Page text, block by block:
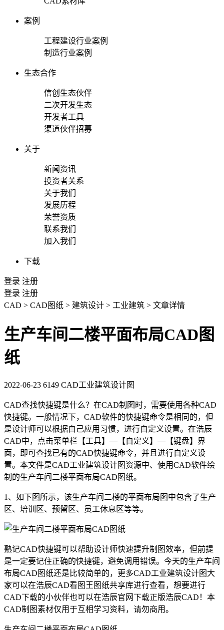
案例
工程建设行业案例
制造行业案例
生态合作
信创生态伙伴
二次开发生态
开发者工具
渠道伙伴招募
关于
新闻资讯
投资者关系
关于我们
发展历程
荣誉资质
联系我们
加入我们
下载
登录 注册
登录 注册
CAD > CAD图纸 > 建筑设计 > 工业建筑 > 文章详情
生产车间二楼平面布局CAD图
纸
2022-06-23 6149 CAD工业建筑设计图
CAD查找快捷键是什么？在CAD制图 时，需要使用各种CAD
快捷键。一般情况下， CAD软件的快捷键命令是相同的，但
是设计师可以根据自己应用习惯，进行自定义设置。在浩辰
CAD中，点击菜单栏 【工具】—【自定义】—【键盘】界
面，即可查找已有的CAD快捷键命令，并且进行自定义设
置。本文件是CAD工业建筑设计图资源中、使用CAD软件绘
制的生产车间二楼平面布局CAD图纸。
1、如下图所示，该生产车间二楼的平面布局图中包含了生产
区、培训区、预留区、员工休息区等等。
熟记CAD快捷键可以帮助设计师快速提升制图效率，但前提
是一定要记住正确的快捷键，避免调用错误。今天的生产车间
布局CAD图纸还是比较简单的，更多CAD工业建筑设计图大
家可以在浩辰CAD看图王图纸共享库进行查看，想要进行
CAD下载的小伙伴也可以在浩辰官网下载正版浩辰CAD！本
CAD制图素材仅用于互相学习资料，请勿商用。